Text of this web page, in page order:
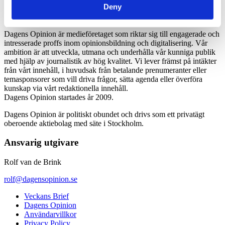
Deny
Dagens Opinion är medieföretaget som riktar sig till engagerade och
intresserade proffs inom opinionsbildning och digitalisering. Vår
ambition är att utveckla, utmana och underhålla vår kunniga publik
med hjälp av journalistik av hög kvalitet. Vi lever främst på intäkter
från vårt innehåll, i huvudsak från betalande prenumeranter eller
temasponsorer som vill driva frågor, sätta agenda eller överföra
kunskap via vårt redaktionella innehåll.
Dagens Opinion startades år 2009.
Dagens Opinion är politiskt obundet och drivs som ett privatägt
oberoende aktiebolag med säte i Stockholm.
Ansvarig utgivare
Rolf van de Brink
rolf@dagensopinion.se
Veckans Brief
Dagens Opinion
Användarvillkor
Privacy Policy